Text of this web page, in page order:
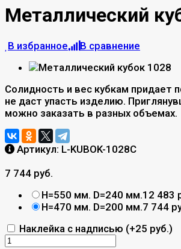
Металлический
В избранное В сравнение
Солидность и вес кубкам придает
не даст упасть изделию.
можно заказать в разных объемах.
Артикул: L-KUBOK-1028C
7 744 руб.
H=550 мм. D=240 мм.12 483
H=470 мм. D=200 мм.7 744
Наклейка с надписью (+25 руб.)